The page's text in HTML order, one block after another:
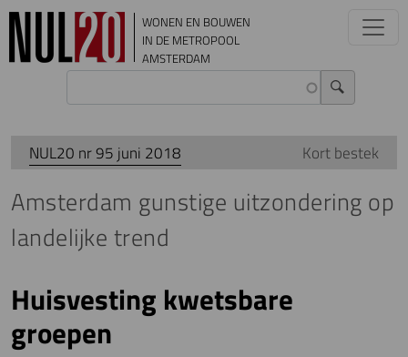
Overslaan en naar de inhoud gaan
WONEN EN BOUWEN
IN DE METROPOOL
AMSTERDAM
NUL20 nr 95 juni 2018 Kort bestek
Amsterdam gunstige uitzondering op
landelijke trend
Huisvesting kwetsbare
groepen